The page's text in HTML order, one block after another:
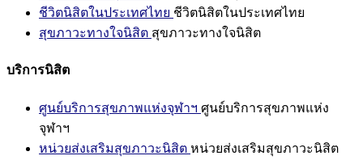
ชีวิตนิสิตในประเทศไทย ชีวิตนิสิตในประเทศไทย
สุขภาวะทางใจนิสิต สุขภาวะทางใจนิสิต
บริการนิสิต
ศูนย์บริการสุขภาพแห่งจุฬาฯ ศูนย์บริการสุขภาพแห่ง
จุฬาฯ
หน่วยส่งเสริมสุขภาวะนิสิต หน่วยส่งเสริมสุขภาวะนิสิต